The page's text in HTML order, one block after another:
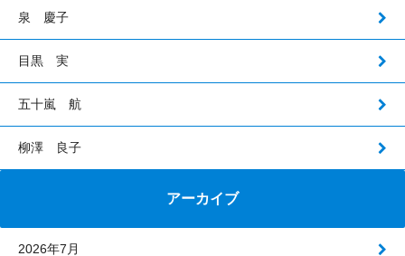
泉 慶子
目黒 実
五十嵐 航
柳澤 良子
アーカイブ
2026年7月